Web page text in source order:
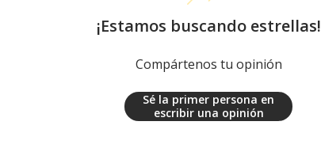
¡Estamos buscando estrellas!
Compártenos tu opinión
Sé la primer persona en
escribir una opinión